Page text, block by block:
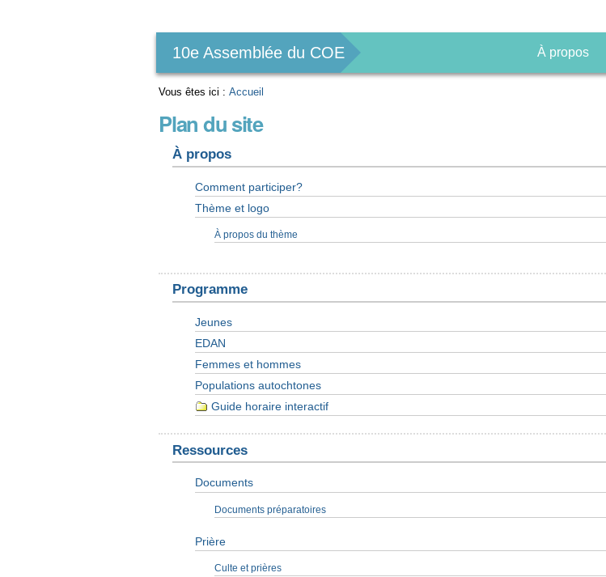
10e Assemblée du COE À propos
Vous êtes ici : Accueil
Plan du site
À propos
Comment participer?
Thème et logo
À propos du thème
Programme
Jeunes
EDAN
Femmes et hommes
Populations autochtones
Guide horaire interactif
Ressources
Documents
Documents préparatoires
Prière
Culte et prières